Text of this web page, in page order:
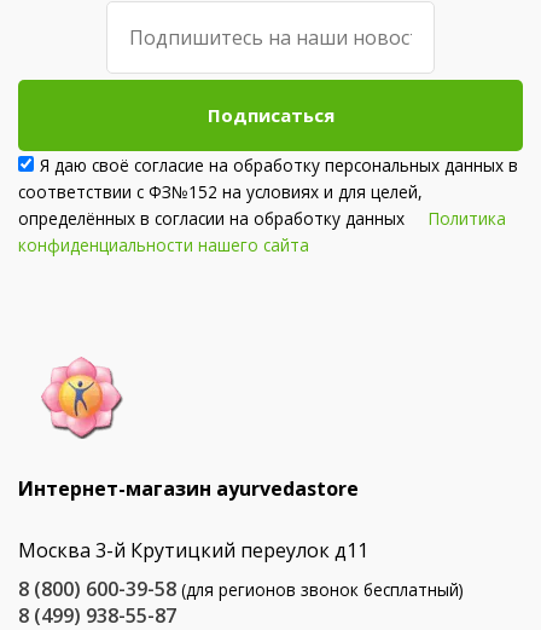
Подписаться
Я даю своё согласие на обработку персональных данных в
соответствии с ФЗ№152 на условиях и для целей,
определённых в согласии на обработку данных Политика
конфиденциальности нашего сайта
Интернет-магазин ayurvedastore
Москва 3-й Крутицкий переулок д11
8 (800) 600-39-58 (для регионов звонок бесплатный)
8 (499) 938-55-87